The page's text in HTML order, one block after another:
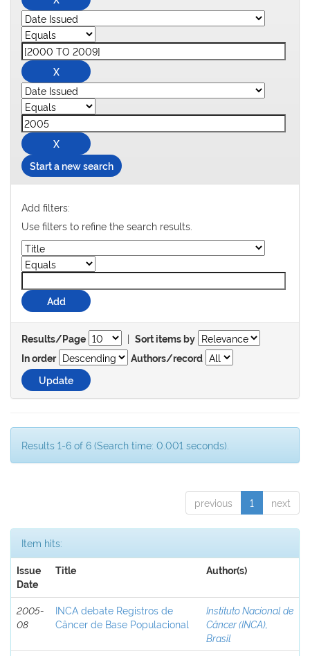
Start a new search
Add filters:
Use filters to refine the search results.
Results/Page | Sort items by
In order
Authors/record
Results 1-6 of 6 (Search time: 0.001 seconds).
previous 1 next
Item hits:
Issue
Date
Title Author(s)
2005-
08
INCA debate Registros de
Câncer de Base Populacional
Instituto Nacional de
Câncer (INCA),
Brasil